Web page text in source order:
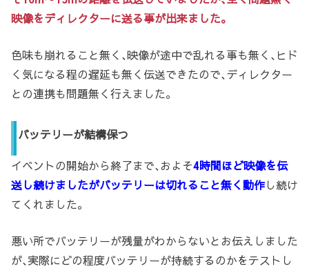
映像をディレクターに送る事が出来ました。
色味も崩れること無く､映像が途中で乱れる事も無く､ヒド
く気になる程の遅延も無く伝送できたので､ディレクター
との連携も問題無く行えました。
バッテリーが結構保つ
イベントの開始から終了まで､およそ4時間ほど映像を伝
送し続けましたがバッテリーは切れること無く動作し続け
てくれました。
悪い所でバッテリーが残量がわからないとお伝えしました
が､実際にどの程度バッテリーが持続するのかをテストし